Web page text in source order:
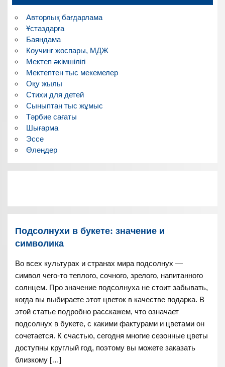
Авторлық бағдарлама
Ұстаздарға
Баяндама
Коучинг жоспары, МДЖ
Мектеп әкімшілігі
Мектептен тыс мекемелер
Оқу жылы
Стихи для детей
Сыныптан тыс жұмыс
Тәрбие сағаты
Шығарма
Эссе
Өлеңдер
Подсолнухи в букете: значение и
символика
Во всех культурах и странах мира подсолнух —
символ чего-то теплого, сочного, зрелого, напитанного
солнцем. Про значение подсолнуха не стоит забывать,
когда вы выбираете этот цветок в качестве подарка. В
этой статье подробно расскажем, что означает
подсолнух в букете, с какими фактурами и цветами он
сочетается. К счастью, сегодня многие сезонные цветы
доступны круглый год, поэтому вы можете заказать
близкому […]